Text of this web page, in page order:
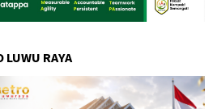
LUWU RAYA